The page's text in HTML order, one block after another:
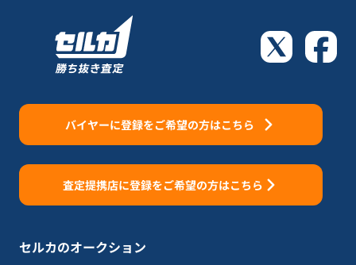
バイヤーに登録をご希望の方はこちら
査定提携店に登録をご希望の方はこちら
セルカのオークション